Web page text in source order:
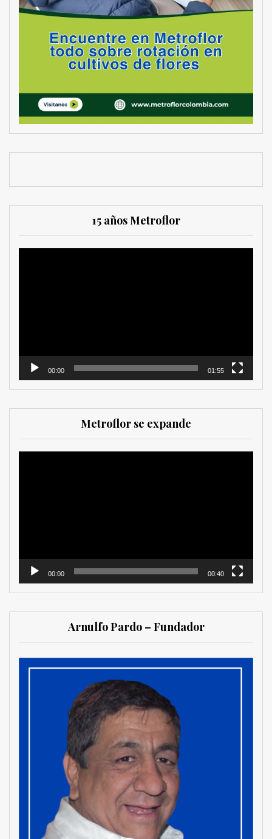
15 años Metroflor
00:00 01:55
Metroflor se expande
00:00 00:40
Arnulfo Pardo – Fundador